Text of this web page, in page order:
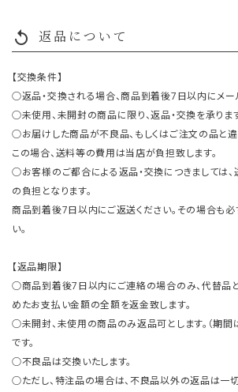
replay 返品について
【交換条件】
○返品・交換される場合、商品到着後7日以内にメー
○未使用、未開封の商品に限り、返品・交換を承りま
○お届けした商品が不良品、もしくはご注文の品と違
この場合、送料等の費用は当店が負担致します。
○お客様のご都合による返品・交換につきましては
の負担となります。
商品到着後7日以内にご返送ください。その場合も必
い。
【返品期限】
○商品到着後7日以内にご連絡の場合のみ、代替品
めたお支払い金額の全額を返金致します。
○未開封、未使用の商品のみ返品可とします。（期間
です。
○不良品は交換いたします。
○ただし、特注品の場合は、不良品以外の返品は一